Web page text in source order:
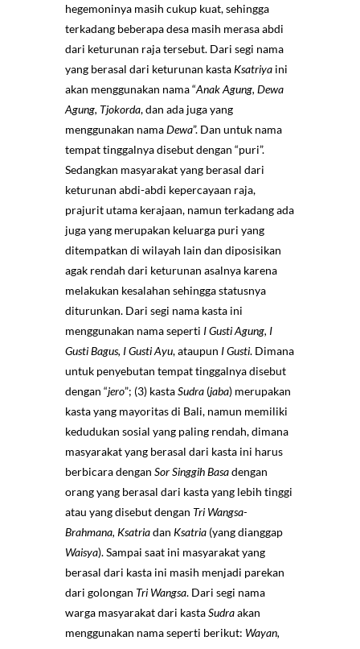
hegemoninya masih cukup kuat, sehingga
terkadang beberapa desa masih merasa abdi
dari keturunan raja tersebut. Dari segi nama
yang berasal dari keturunan kasta Ksatriyaini
akan menggunakan nama “Anak Agung, Dewa
Agung, Tjokorda, dan ada juga yang
menggunakan namaDewa”. Dan untuk nama
tempat tinggalnya disebut dengan “puri”.
Sedangkan masyarakat yang berasal dari
keturunan abdi-abdi kepercayaan raja,
prajurit utama kerajaan, namun terkadang ada
juga yang merupakan keluarga puri yang
ditempatkan di wilayah lain dan diposisikan
agak rendah dari keturunan asalnya karena
melakukan kesalahan sehingga statusnya
diturunkan. Dari segi nama kasta ini
menggunakan nama seperti I Gusti Agung, I
Gusti Bagus, I Gusti Ayu, ataupun I Gusti. Dimana
untuk penyebutan tempat tinggalnya disebut
dengan “jero”; (3) kastaSudra(jaba) merupakan
kasta yang mayoritas di Bali, namun memiliki
kedudukan sosial yang paling rendah, dimana
masyarakat yang berasal dari kasta ini harus
berbicara dengan Sor Singgih Basadengan
orang yang berasal dari kasta yang lebih tinggi
atau yang disebut dengan Tri Wangsa-
Brahmana, Ksatriadan Ksatria(yang dianggap
Waisya). Sampai saat ini masyarakat yang
berasal dari kasta ini masih menjadi parekan
dari golongan Tri Wangsa. Dari segi nama
warga masyarakat dari kastaSudraakan
menggunakan nama seperti berikut: Wayan,